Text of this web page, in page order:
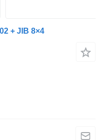
+ JIB 8×4